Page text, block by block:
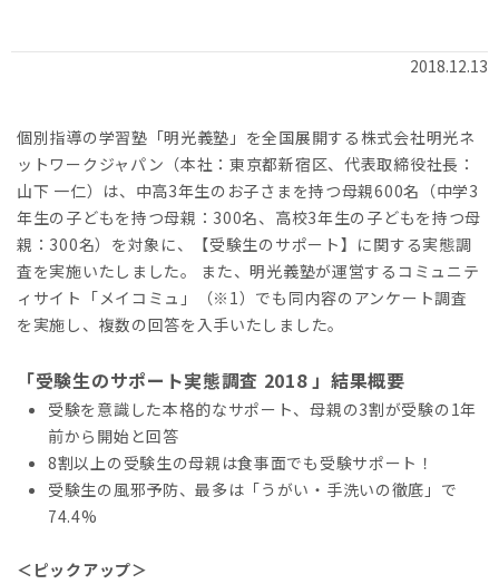
2018.12.13
個別指導の学習塾「明光義塾」を全国展開する株式会社明光ネ
ットワークジャパン（本社：東京都新宿区、代表取締役社長：
山下 一仁）は、中高3年生のお子さまを持つ母親600名（中学3
年生の子どもを持つ母親：300名、高校3年生の子どもを持つ母
親：300名）を対象に、【受験生のサポート】に関する実態調
査を実施いたしました。 また、明光義塾が運営するコミュニテ
ィサイト「メイコミュ」（※1）でも同内容のアンケート調査
を実施し、複数の回答を入手いたしました。
「受験生のサポート実態調査 2018 」結果概要
受験を意識した本格的なサポート、母親の3割が受験の1年
前から開始と回答
8割以上の受験生の母親は食事面でも受験サポート！
受験生の風邪予防、最多は「うがい・手洗いの徹底」で
74.4%
＜ピックアップ＞